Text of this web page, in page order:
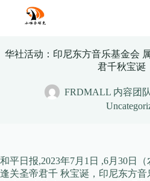
content
华社活动：印尼东方音乐基金会
君千秋宝诞
FRDMALL 内容团队
和平日报,2023年7月1日 ,6月30日
逢关圣帝君千 秋宝诞，印尼东方